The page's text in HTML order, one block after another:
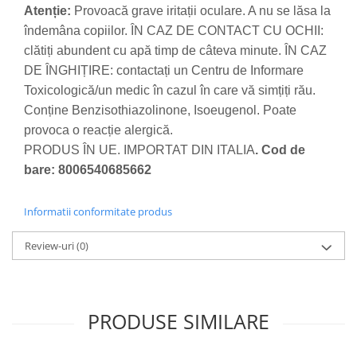
Atenție: Provoacă grave iritații oculare. A nu se lăsa la
îndemâna copiilor. ÎN CAZ DE CONTACT CU OCHII:
clătiți abundent cu apă timp de câteva minute. ÎN CAZ
DE ÎNGHIȚIRE: contactați un Centru de Informare
Toxicologică/un medic în cazul în care vă simțiți rău.
Conține Benzisothiazolinone, Isoeugenol. Poate
provoca o reacție alergică.
PRODUS ÎN UE. IMPORTAT DIN ITALIA. Cod de
bare: 8006540685662
Informatii conformitate produs
Review-uri(0)
PRODUSE SIMILARE